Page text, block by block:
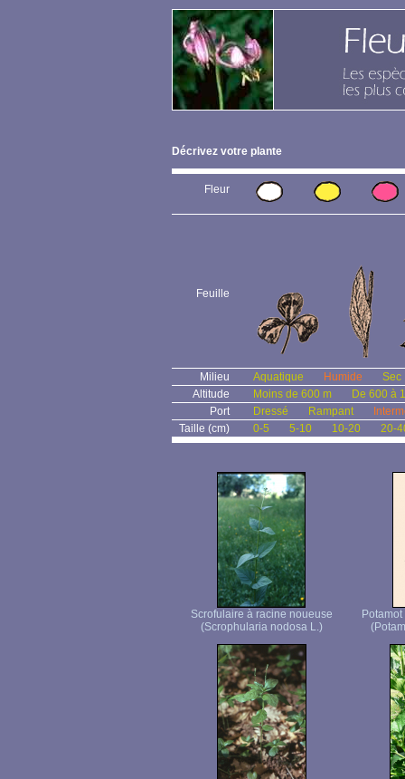
Décrivez votre plante
Fleur
Feuille
Milieu Aquatique Humide
Sec
Altitude
Moins de 600 m
De 600 à
Port
Dressé Rampant
Taille (cm)
0-5 5-10 10-20 20-
Scrofulaire à racine noueuse
(Scrophularia nodosa L.)